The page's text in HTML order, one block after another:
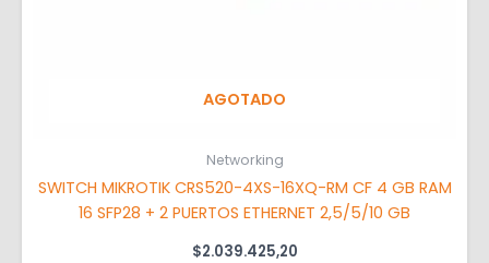
AGOTADO
Networking
SWITCH MIKROTIK CRS520-4XS-16XQ-RM CF 4 GB RAM
16 SFP28 + 2 PUERTOS ETHERNET 2,5/5/10 GB
$2.039.425,20